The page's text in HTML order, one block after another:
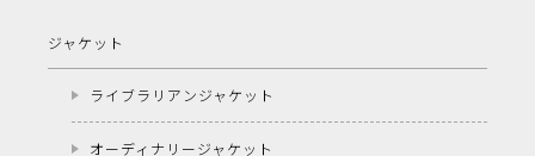
ジャケット
ライブラリアンジャケット
オーディナリージャケット